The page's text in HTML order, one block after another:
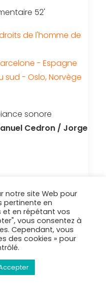
52'
de l'homme de
- Espagne
sud - Oslo, Norvège
sonore
Cedron / Jorge
notre site Web pour
pertinente en
en répétant vos
vous consentez à
Cependant, vous
des cookies » pour